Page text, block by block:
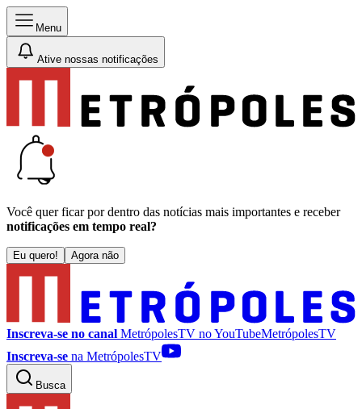
Menu
Ative nossas notificações
Você quer ficar por dentro das notícias mais importantes e receber
notificações em tempo real?
Eu quero! Agora não
Inscreva-se no canal MetrópolesTV noYouTubeMetrópolesTV
Inscreva-se na MetrópolesTV
Busca